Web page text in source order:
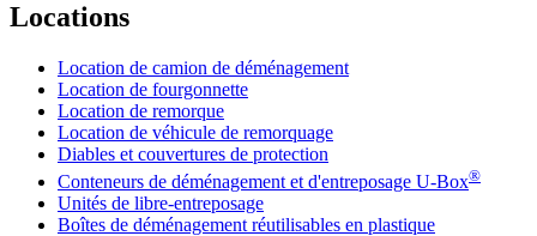
Locations
Location de camion de déménagement
Location de fourgonnette
Location de remorque
Location de véhicule de remorquage
Diables et couvertures de protection
Conteneurs de déménagement et d'entreposage U-Box®
Unités de libre-entreposage
Boîtes de déménagement réutilisables en plastique